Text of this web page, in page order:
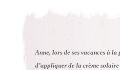
Anne, lors de ses vacances à
d’appliquer de la crème